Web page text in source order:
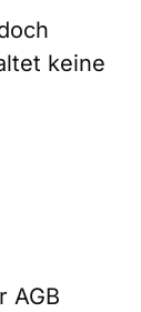
keine
AGB